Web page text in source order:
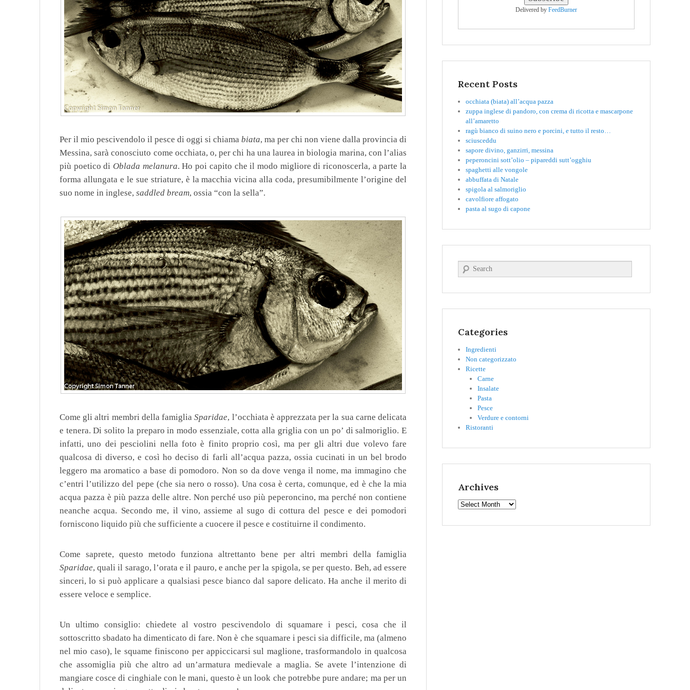
Per il mio pescivendolo il pesce di oggi si chiama biata, ma per chi non viene dalla provincia di
Messina, sarà conosciuto come occhiata, o, per chi ha una laurea in biologia marina, con l’alias
più poetico di Oblada melanura. Ho poi capito che il modo migliore di riconoscerla, a parte la
forma allungata e le sue striature, è la macchia vicina alla coda, presumibilmente l’origine del
suo nome in inglese, saddled bream, ossia “con la sella”.
Come gli altri membri della famigliaSparidae, l’occhiata è apprezzata per la sua carne delicata
e tenera. Di solito la preparo in modo essenziale, cotta alla griglia con un po’ di salmoriglio. E
infatti, uno dei pesciolini nella foto è finito proprio così, ma per gli altri due volevo fare
qualcosa di diverso, e così ho deciso di farli all’acqua pazza, ossia cucinati in un bel brodo
leggero ma aromatico a base di pomodoro. Non so da dove venga il nome, ma immagino che
c’entri l’utilizzo del pepe (che sia nero o rosso). Una cosa è certa, comunque, ed è che la mia
acqua pazza è più pazza delle altre. Non perché uso più peperoncino, ma perché non contiene
neanche acqua. Secondo me, il vino, assieme al sugo di cottura del pesce e dei pomodori
forniscono liquido più che sufficiente a cuocere il pesce e costituirne il condimento.
Come saprete, questo metodo funziona altrettanto bene per altri membri della famiglia
Sparidae, quali il sarago, l’orata e il pauro, e anche per la spigola, se per questo. Beh, ad essere
sinceri, lo si può applicare a qualsiasi pesce bianco dal sapore delicato. Ha anche il merito di
essere veloce e semplice.
Un ultimo consiglio: chiedete al vostro pescivendolo di squamare i pesci, cosa che il
sottoscritto sbadato ha dimenticato di fare. Non è che squamare i pesci sia difficile, ma (almeno
nel mio caso), le squame finiscono per appiccicarsi sul maglione, trasformandolo in qualcosa
che assomiglia più che altro ad un’armatura medievale a maglia. Se avete l’intenzione di
mangiare cosce di cinghiale con le mani, questo è un look che potrebbe pure andare; ma per un
Delivered by FeedBurner
Recent Posts
occhiata (biata) all’acqua pazza
zuppa inglese di pandoro, con crema di ricotta e mascarpone
all’amaretto
ragù bianco di suino nero e porcini, e tutto il resto…
sciusceddu
sapore divino, ganzirri, messina
peperoncini sott’olio – pipareddi sutt’ogghiu
spaghetti alle vongole
abbuffata di Natale
spigola al salmoriglio
cavolfiore affogato
pasta al sugo di capone
Cerca
Categories
Ingredienti
Non categorizzato
Ricette
Carne
Insalate
Pasta
Pesce
Verdure e contorni
Ristoranti
Archives
Archives